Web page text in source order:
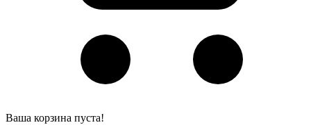
Ваша корзина пуста!